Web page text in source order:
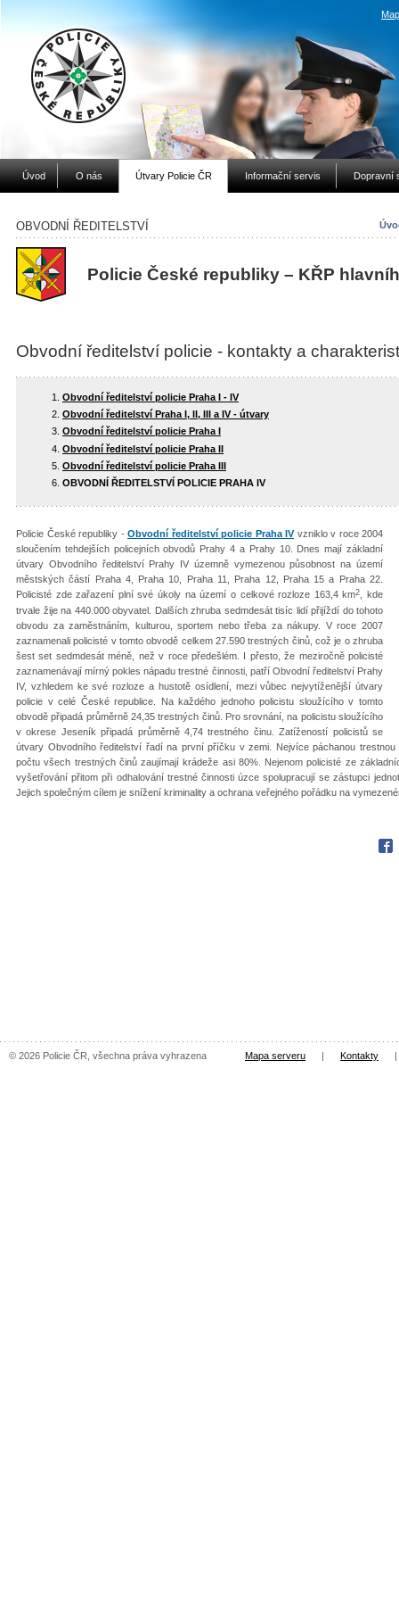
Úvod O nás Útvary Policie ČR Informační servis Dopravní
OBVODNÍ ŘEDITELSTVÍ
Policie České republiky – KŘP
Obvodní ředitelství policie - kontakty a
Obvodní ředitelství policie Praha I - IV
Obvodní ředitelství Praha I, II, III a IV - útvary
Obvodní ředitelství policie Praha I
Obvodní ředitelství policie Praha II
Obvodní ředitelství policie Praha III
OBVODNÍ ŘEDITELSTVÍ POLICIE PRAHA IV
Policie České republiky - Obvodní ředitelství policie Praha IVvzniklo v roce 2004
sloučením tehdejších policejních obvodů Prahy 4 a Prahy 10. Dnes mají základní
útvary Obvodního ředitelství Prahy IV územně vymezenou působnost na území
městských částí Praha 4, Praha 10, Praha 11, Praha 12, Praha 15 a Praha 22.
Policisté zde zařazení plní své úkoly na území o celkové rozloze 163,4 km2
, kde
trvale žije na 440.000 obyvatel. Dalších zhruba sedmdesát tisíc lidí přijíždí do tohoto
obvodu za zaměstnáním, kulturou, sportem nebo třeba za nákupy. V roce 2007
zaznamenali policisté v tomto obvodě celkem 27.590 trestných činů, což je o zhruba
šest set sedmdesát méně, než v roce předešlém. I přesto, že meziročně policisté
zaznamenávají mírný pokles nápadu trestné činnosti, patří Obvodní ředitelství Prahy
IV, vzhledem ke své rozloze a hustotě osídlení, mezi vůbec nejvytíženější útvary
policie v celé České republice. Na každého jednoho policistu sloužícího v tomto
obvodě připadá průměrně 24,35 trestných činů. Pro srovnání, na policistu sloužícího
v okrese Jeseník připadá průměrně 4,74 trestného činu. Zatížeností policistů se
útvary Obvodního ředitelství řadí na první příčku v zemi. Nejvíce páchanou
počtu všech trestných činů zaujímají krádeže asi 80%. Nejenom policisté ze
vyšetřování přitom při odhalování trestné činnosti úzce spolupracují se zástupci
Jejich společným cílem je snížení kriminality a ochrana veřejného pořádku na
© 2026 Policie ČR, všechna práva vyhrazena Mapa serveru | Kontakty |